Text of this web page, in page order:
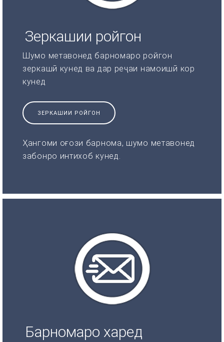
Зеркашии ройгон
Шумо метавонед барномаро ройгон
зеркашӣ кунед ва дар реҷаи намоишӣ кор
кунед
ЗЕРКАШИИ РОЙГОН
Ҳангоми оғози барнома, шумо метавонед
забонро интихоб кунед.
Барномаро харед